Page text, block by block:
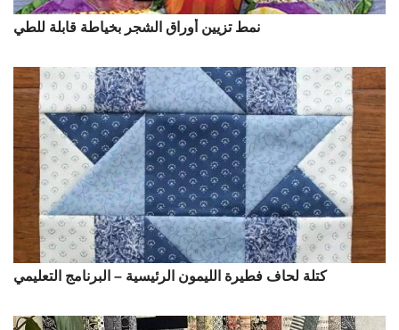
نمط تزيين أوراق الشجر بخياطة قابلة للطي
كتلة لحاف فطيرة الليمون الرئيسية – البرنامج التعليمي